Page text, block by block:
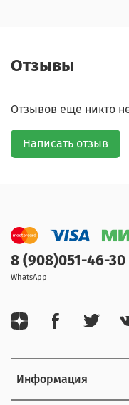
Отзывы
Отзывов еще никто
Написать отзыв
Информация
8 (908)051-46-30
WhatsApp